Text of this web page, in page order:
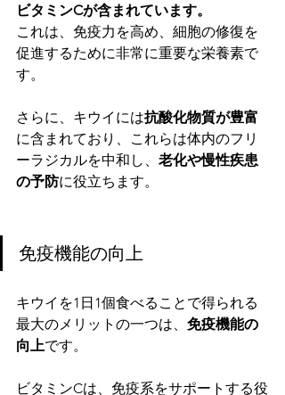
ビタミンCが含まれています。
これは、免疫力を高め、細胞の修復を
促進するために非常に重要な栄養素で
す。
さらに、キウイには抗酸化物質が豊富
に含まれており、これらは体内のフリ
ーラジカルを中和し、 老化や慢性疾患
の予防に役立ちます。
免疫機能の向上
キウイを1日1個食べることで得られる
最大のメリットの一つは、 免疫機能の
向上です。
ビタミンCは、免疫系をサポートする役